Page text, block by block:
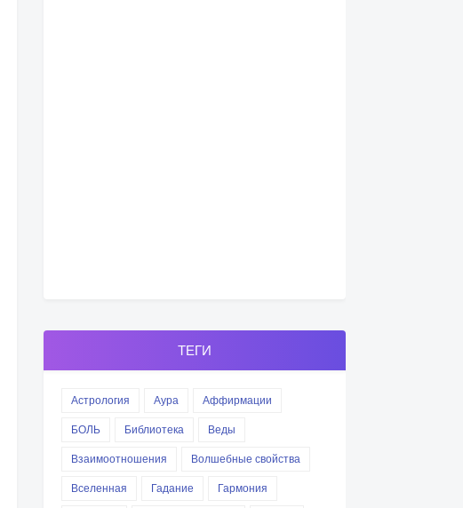
ТЕГИ
Астрология Аура
Аффирмации
БОЛЬ
Библиотека
Веды
Взаимоотношения
Волшебные свойства
Вселенная
Гадание
Гармония